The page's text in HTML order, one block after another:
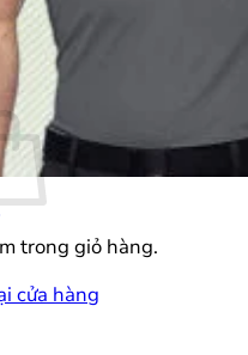
cửa hàng
trong giỏ hàng.
cửa hàng